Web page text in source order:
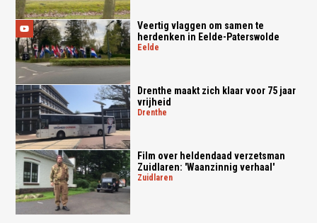
Veertig vlaggen om samen te
herdenken in Eelde-Paterswolde
eelde
Drenthe maakt zich klaar voor 75 jaar
vrijheid
drenthe
Film over heldendaad verzetsman
Zuidlaren: 'Waanzinnig verhaal'
zuidlaren